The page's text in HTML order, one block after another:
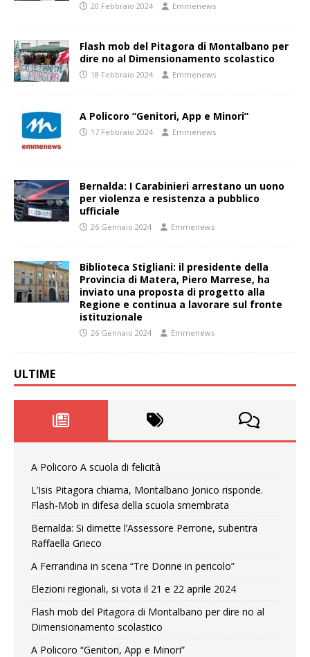
20 Febbraio 2024 Emmenews
Flash mob del Pitagora di Montalbano per
dire no al Dimensionamento scolastico
18 Febbraio 2024 Emmenews
A Policoro “Genitori, App e Minori”
17 Febbraio 2024 Emmenews
Bernalda: I Carabinieri arrestano un uono
per violenza e resistenza a pubblico
ufficiale
26 Gennaio 2024 Emmenews
Biblioteca Stigliani: il presidente della
Provincia di Matera, Piero Marrese, ha
inviato una proposta di progetto alla
Regione e continua a lavorare sul fronte
istituzionale
26 Gennaio 2024 Emmenews
ULTIME
A Policoro A scuola di felicità
L’Isis Pitagora chiama, Montalbano Jonico risponde.
Flash-Mob in difesa della scuola smembrata
Bernalda: Si dimette l’Assessore Perrone, subentra
Raffaella Grieco
A Ferrandina in scena “Tre Donne in pericolo”
Elezioni regionali, si vota il 21 e 22 aprile 2024
Flash mob del Pitagora di Montalbano per dire no al
Dimensionamento scolastico
A Policoro “Genitori, App e Minori”